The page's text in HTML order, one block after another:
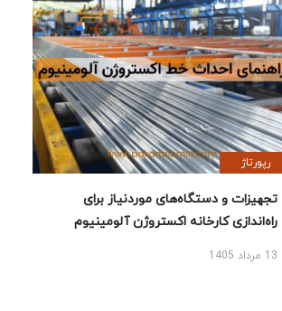
رپورتاژ
تجهیزات و دستگاه‌های موردنیاز برای
راه‌اندازی کارخانه اکستروژن آلومینیوم
13 مرداد 1405